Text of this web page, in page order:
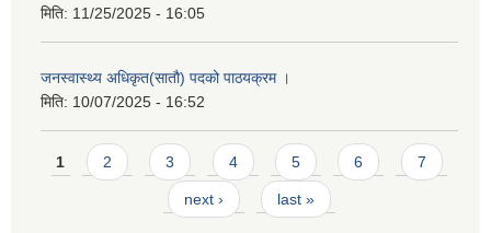
मिति: 11/25/2025 - 16:05
जनस्वास्थ्य अधिकृत(सातौ) पदको पाठयक्रम ।
मिति: 10/07/2025 - 16:52
Pages
1 2 3 4 5 6 7
next › last »